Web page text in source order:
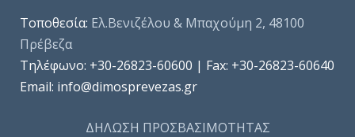
Τοποθεσία: Ελ.Βενιζέλου & Μπαχούμη 2, 48100
Πρέβεζα
Τηλέφωνo: +30-26823-60600 | Fax: +30-26823-60640
Email: info@dimosprevezas.gr
ΔΗΛΩΣΗ ΠΡΟΣΒΑΣΙΜΟΤΗΤΑΣ